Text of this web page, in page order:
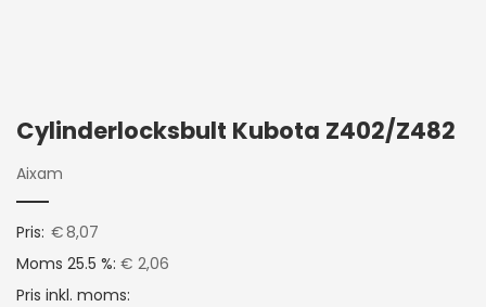
Cylinderlocksbult Kubota Z402/Z482
Aixam
Pris: €8,07
Moms 25.5 %: € 2,06
Pris inkl. moms: